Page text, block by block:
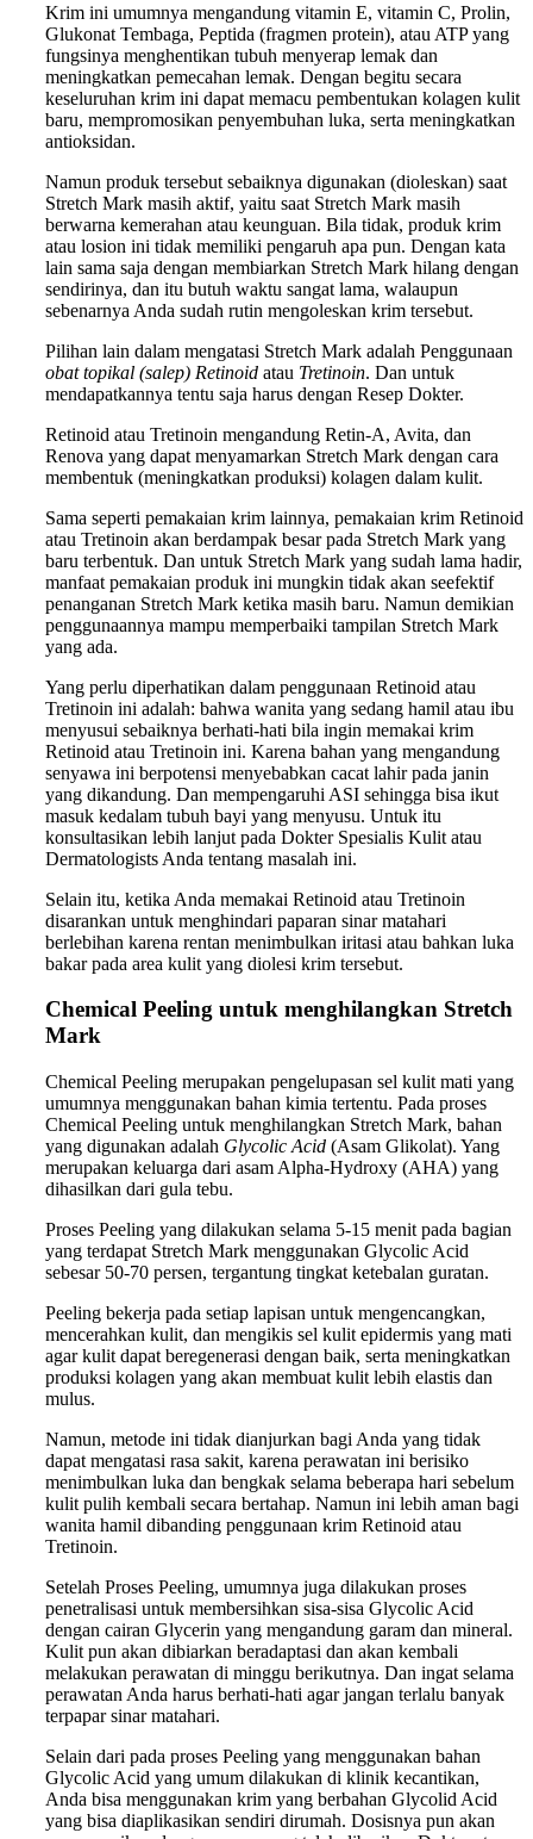
Krim ini umumnya mengandung vitamin E, vitamin C, Prolin,
Glukonat Tembaga, Peptida (fragmen protein), atau ATP yang
fungsinya menghentikan tubuh menyerap lemak dan
meningkatkan pemecahan lemak. Dengan begitu secara
keseluruhan krim ini dapat memacu pembentukan kolagen kulit
baru, mempromosikan penyembuhan luka, serta meningkatkan
antioksidan.
Namun produk tersebut sebaiknya digunakan (dioleskan) saat
Stretch Mark masih aktif, yaitu saat Stretch Mark masih
berwarna kemerahan atau keunguan. Bila tidak, produk krim
atau losion ini tidak memiliki pengaruh apa pun. Dengan kata
lain sama saja dengan membiarkan Stretch Mark hilang dengan
sendirinya, dan itu butuh waktu sangat lama, walaupun
sebenarnya Anda sudah rutin mengoleskan krim tersebut.
Pilihan lain dalam mengatasi Stretch Mark adalah Penggunaan
obat topikal (salep) Retinoid atau Tretinoin. Dan untuk
mendapatkannya tentu saja harus dengan Resep Dokter.
Retinoid atau Tretinoin mengandung Retin-A, Avita, dan
Renova yang dapat menyamarkan Stretch Mark dengan cara
membentuk (meningkatkan produksi) kolagen dalam kulit.
Sama seperti pemakaian krim lainnya, pemakaian krim Retinoid
atau Tretinoin akan berdampak besar pada Stretch Mark yang
baru terbentuk. Dan untuk Stretch Mark yang sudah lama hadir,
manfaat pemakaian produk ini mungkin tidak akan seefektif
penanganan Stretch Mark ketika masih baru. Namun demikian
penggunaannya mampu memperbaiki tampilan Stretch Mark
yang ada.
Yang perlu diperhatikan dalam penggunaan Retinoid atau
Tretinoin ini adalah: bahwa wanita yang sedang hamil atau ibu
menyusui sebaiknya berhati-hati bila ingin memakai krim
Retinoid atau Tretinoin ini. Karena bahan yang mengandung
senyawa ini berpotensi menyebabkan cacat lahir pada janin
yang dikandung. Dan mempengaruhi ASI sehingga bisa ikut
masuk kedalam tubuh bayi yang menyusu. Untuk itu
konsultasikan lebih lanjut pada Dokter Spesialis Kulit atau
Dermatologists Anda tentang masalah ini.
Selain itu, ketika Anda memakai Retinoid atau Tretinoin
disarankan untuk menghindari paparan sinar matahari
berlebihan karena rentan menimbulkan iritasi atau bahkan luka
bakar pada area kulit yang diolesi krim tersebut.
Chemical Peeling untuk menghilangkan Stretch
Mark
Chemical Peeling merupakan pengelupasan sel kulit mati yang
umumnya menggunakan bahan kimia tertentu. Pada proses
Chemical Peeling untuk menghilangkan Stretch Mark, bahan
yang digunakan adalah Glycolic Acid (Asam Glikolat). Yang
merupakan keluarga dari asam Alpha-Hydroxy (AHA) yang
dihasilkan dari gula tebu.
Proses Peeling yang dilakukan selama 5-15 menit pada bagian
yang terdapat Stretch Mark menggunakan Glycolic Acid
sebesar 50-70 persen, tergantung tingkat ketebalan guratan.
Peeling bekerja pada setiap lapisan untuk mengencangkan,
mencerahkan kulit, dan mengikis sel kulit epidermis yang mati
agar kulit dapat beregenerasi dengan baik, serta meningkatkan
produksi kolagen yang akan membuat kulit lebih elastis dan
mulus.
Namun, metode ini tidak dianjurkan bagi Anda yang tidak
dapat mengatasi rasa sakit, karena perawatan ini berisiko
menimbulkan luka dan bengkak selama beberapa hari sebelum
kulit pulih kembali secara bertahap. Namun ini lebih aman bagi
wanita hamil dibanding penggunaan krim Retinoid atau
Tretinoin.
Setelah Proses Peeling, umumnya juga dilakukan proses
penetralisasi untuk membersihkan sisa-sisa Glycolic Acid
dengan cairan Glycerin yang mengandung garam dan mineral.
Kulit pun akan dibiarkan beradaptasi dan akan kembali
melakukan perawatan di minggu berikutnya. Dan ingat selama
perawatan Anda harus berhati-hati agar jangan terlalu banyak
terpapar sinar matahari.
Selain dari pada proses Peeling yang menggunakan bahan
Glycolic Acid yang umum dilakukan di klinik kecantikan,
Anda bisa menggunakan krim yang berbahan Glycolid Acid
yang bisa diaplikasikan sendiri dirumah. Dosisnya pun akan